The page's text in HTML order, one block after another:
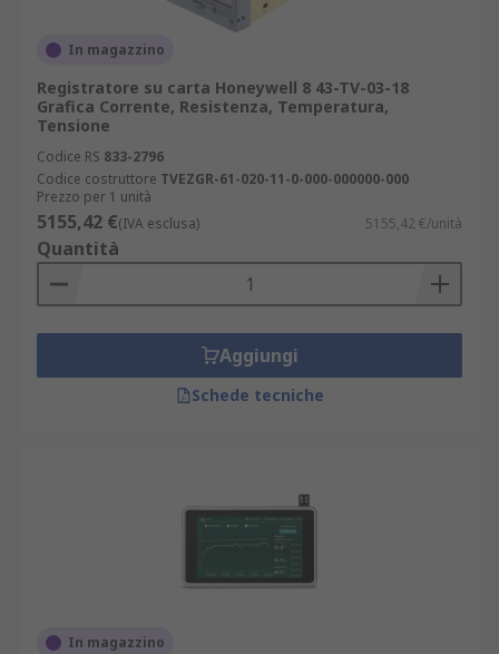
In magazzino
Registratore su carta Honeywell 8 43-TV-03-18
Grafica Corrente, Resistenza, Temperatura,
Tensione
Codice RS 833-2796
Codice costruttore TVEZGR-61-020-11-0-000-000000-000
Prezzo per 1 unità
5155,42 €(IVA esclusa) 5155,42 €/unità
Quantità
Aggiungi
Schede tecniche
In magazzino